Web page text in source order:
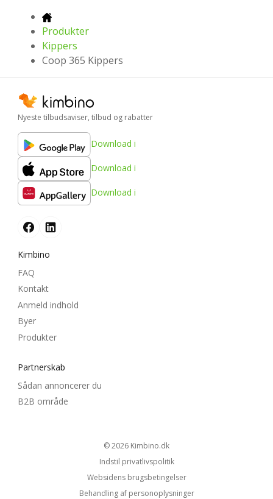
Produkter
Kippers
Coop 365 Kippers
Nyeste tilbudsaviser, tilbud og rabatter
Download i
Download i
Download i
Kimbino
FAQ
Kontakt
Anmeld indhold
Byer
Produkter
Partnerskab
Sådan annoncerer du
B2B område
© 2026
kimbino.dk
Indstil privatlivspolitik
Websidens brugsbetingelser
Behandling af personoplysninger